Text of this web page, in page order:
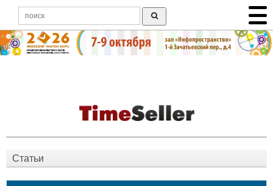
Статьи